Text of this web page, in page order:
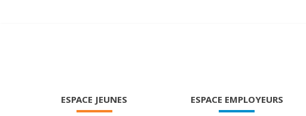
ESPACE JEUNES ESPACE EMPLOYEURS